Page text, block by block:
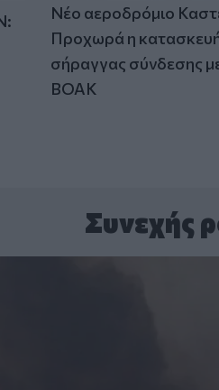
Νέο αεροδρόμιο
Προχωρά η
σήραγγας σύνδεσης
ΒΟΑΚ
Συνεχής